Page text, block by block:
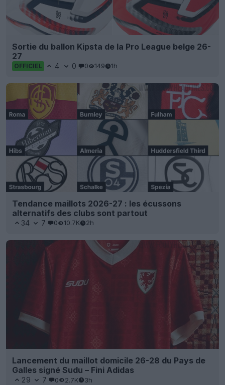
Sortie du ballon Kipsta de la Pro League belge 26-
27
OFFICIEL 4 0 0 149 1h
Tendance maillots 2026-27 : les écussons
alternatifs des clubs sont partout
34 7 0 10.7K 2h
Lancement du maillot domicile 26-28 du Pays de
Galles signé Sudu – Fini Adidas
29 7 0 2.7K 3h